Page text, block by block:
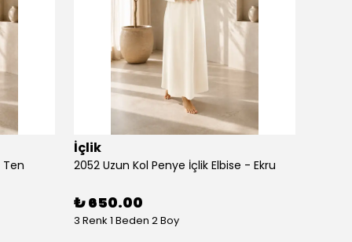
Ten
İçlik
2052 Uzun Kol Penye İçlik Elbise - Ekru
₺ 650.00
3 Renk 1 Beden 2 Boy